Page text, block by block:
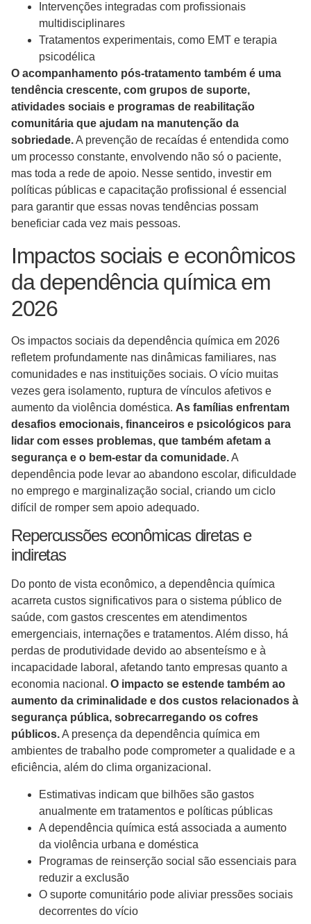
Intervenções integradas com profissionais
multidisciplinares
Tratamentos experimentais, como EMT e terapia
psicodélica
O acompanhamento pós-tratamento também é uma
tendência crescente, com grupos de suporte,
atividades sociais e programas de reabilitação
comunitária que ajudam na manutenção da
sobriedade.A prevenção de recaídas é entendida como
um processo constante, envolvendo não só o paciente,
mas toda a rede de apoio. Nesse sentido, investir em
políticas públicas e capacitação profissional é essencial
para garantir que essas novas tendências possam
beneficiar cada vez mais pessoas.
Impactos sociais e econômicos
da dependência química em
2026
Os impactos sociais da dependência química em 2026
refletem profundamente nas dinâmicas familiares, nas
comunidades e nas instituições sociais. O vício muitas
vezes gera isolamento, ruptura de vínculos afetivos e
aumento da violência doméstica. As famílias enfrentam
desafios emocionais, financeiros e psicológicos para
lidar com esses problemas, que também afetam a
segurança e o bem-estar da comunidade.A
dependência pode levar ao abandono escolar, dificuldade
no emprego e marginalização social, criando um ciclo
difícil de romper sem apoio adequado.
Repercussões econômicas diretas e
indiretas
Do ponto de vista econômico, a dependência química
acarreta custos significativos para o sistema público de
saúde, com gastos crescentes em atendimentos
emergenciais, internações e tratamentos. Além disso, há
perdas de produtividade devido ao absenteísmo e à
incapacidade laboral, afetando tanto empresas quanto a
economia nacional. O impacto se estende também ao
aumento da criminalidade e dos custos relacionados à
segurança pública, sobrecarregando os cofres
públicos.A presença da dependência química em
ambientes de trabalho pode comprometer a qualidade e a
eficiência, além do clima organizacional.
Estimativas indicam que bilhões são gastos
anualmente em tratamentos e políticas públicas
A dependência química está associada a aumento
da violência urbana e doméstica
Programas de reinserção social são essenciais para
reduzir a exclusão
O suporte comunitário pode aliviar pressões sociais
decorrentes do vício